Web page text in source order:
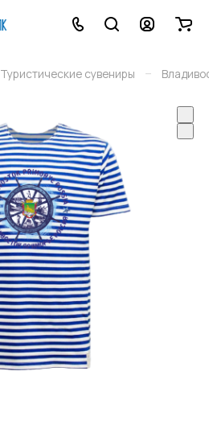
Туристические сувениры –